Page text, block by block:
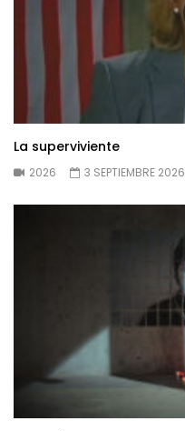
La superviviente
2026 3 SEPTIEMBRE 2026